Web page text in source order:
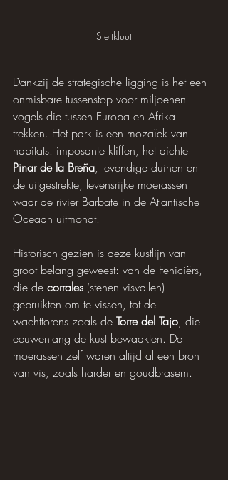
Steltkluut
Dankzij de strategische ligging is het een
onmisbare tussenstop voor miljoenen
vogels die tussen Europa en Afrika
trekken. Het park is een mozaïek van
habitats: imposante kliffen, het dichte
Pinar de la Breña, levendige duinen en
de uitgestrekte, levensrijke moerassen
waar de rivier Barbate in de Atlantische
Oceaan uitmondt.
Historisch gezien is deze kustlijn van
groot belang geweest: van de Feniciërs,
die de corrales (stenen visvallen)
gebruikten om te vissen, tot de
wachttorens zoals de Torre del Tajo, die
eeuwenlang de kust bewaakten. De
moerassen zelf waren altijd al een bron
van vis, zoals harder en goudbrasem.